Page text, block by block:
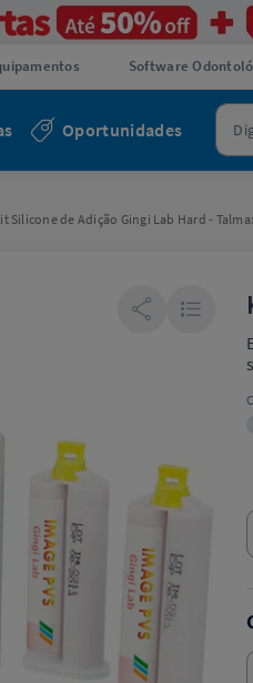
Software
Oportunidades
Silicone de Adição Gingi Lab Hard -